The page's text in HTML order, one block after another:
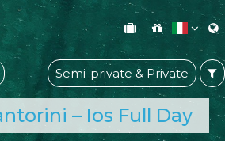
Semi-private & Private
– Ios Full Day